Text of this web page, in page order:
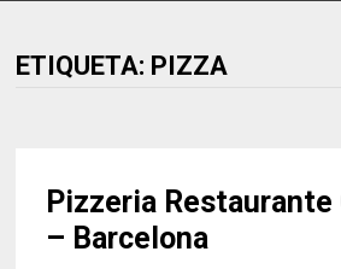
ETIQUETA: PIZZA
Pizzeria
– Barcelona